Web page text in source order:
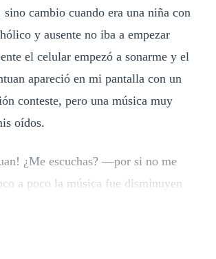
sino cambio cuando era una niña con
y ausente no iba a empezar
el celular empezó a sonarme y el
apareció en mi pantalla con un
conteste, pero una música muy
oídos.
¿Me escuchas? —por si no me
a poco la música fue disminuyen